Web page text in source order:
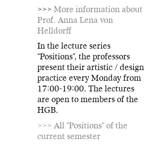
>>>More information about
Prof. Anna Lena von
Helldorff
In the lecture series
"Positions", the professors
present their artistic / design
practice every Monday from
17:00-19:00. The lectures
are open to members of the
HGB.
>>> All "Positions" of the
current semester